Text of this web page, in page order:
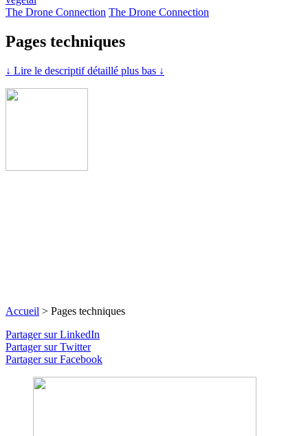
The Drone Connection The Drone Connection
Pages techniques
↓ Lire le descriptif détaillé plus bas ↓
Accueil > Pages techniques
Partager sur LinkedIn
Partager sur Twitter
Partager sur Facebook